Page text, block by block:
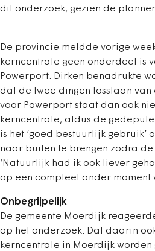
dit onderzoek, gezien de
De provincie meldde vorige
kerncentrale geen onderdeel is
Powerport. Dirken benadrukte
dat de twee dingen losstaan
voor Powerport staat dan ook
kerncentrale, aldus de
is het ‘goed bestuurlijk gebruik’
naar buiten te brengen zodra
‘Natuurlijk had ik ook liever
op een compleet ander moment
Onbegrijpelijk
De gemeente Moerdijk
op het onderzoek. Dat daarin
kerncentrale in Moerdijk worden